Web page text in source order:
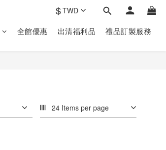
$TWD
全館優惠 出清福利品 禮品訂製‎服務
24 Items per page